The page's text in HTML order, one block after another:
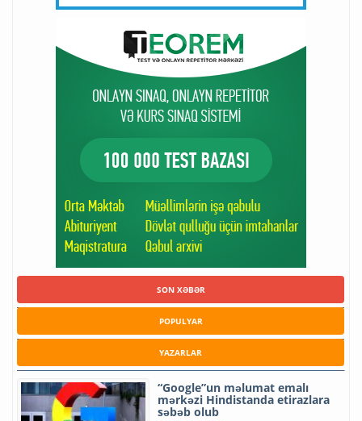
SON XƏBƏR
POPULYAR
YAZARLAR
“Google”un məlumat emalı
mərkəzi Hindistanda etirazlara
səbəb olub